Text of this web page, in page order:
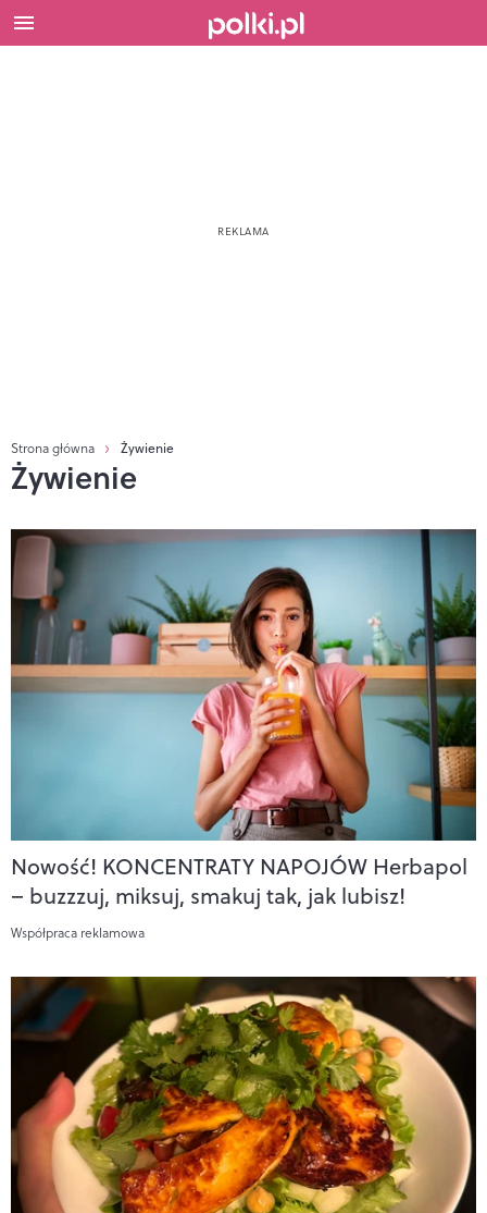
Strona główna Żywienie
Żywienie
Nowość! KONCENTRATY NAPOJÓW Herbapol
– buzzzuj, miksuj, smakuj tak, jak lubisz!
Współpraca reklamowa